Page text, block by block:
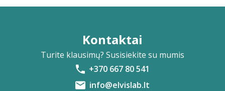
Kontaktai
Turite klausimų? Susisiekite su mumis
+370 667 80 541
info@elvislab.lt